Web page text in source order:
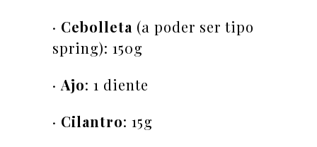
· Cebolleta (a poder ser tipo
spring): 150g
· Ajo: 1 diente
· Cilantro: 15g